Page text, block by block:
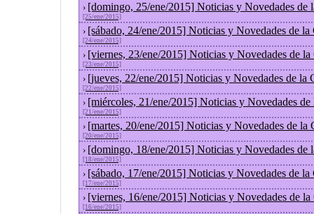
› [domingo, 25/ene/2015] Noticias y Novedades de
[25/ene/2015]
› [sábado, 24/ene/2015] Noticias y Novedades de la
[24/ene/2015]
› [viernes, 23/ene/2015] Noticias y Novedades de
[23/ene/2015]
› [jueves, 22/ene/2015] Noticias y Novedades de la
[22/ene/2015]
› [miércoles, 21/ene/2015] Noticias y Novedades
[21/ene/2015]
› [martes, 20/ene/2015] Noticias y Novedades de la
[20/ene/2015]
› [domingo, 18/ene/2015] Noticias y Novedades de
[18/ene/2015]
› [sábado, 17/ene/2015] Noticias y Novedades de la
[17/ene/2015]
› [viernes, 16/ene/2015] Noticias y Novedades de
[16/ene/2015]